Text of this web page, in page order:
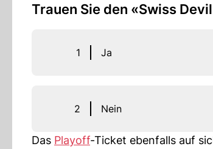
Trauen Sie den «Swiss
1 Ja
2 Nein
Das Playoff-Ticket ebenfalls auf